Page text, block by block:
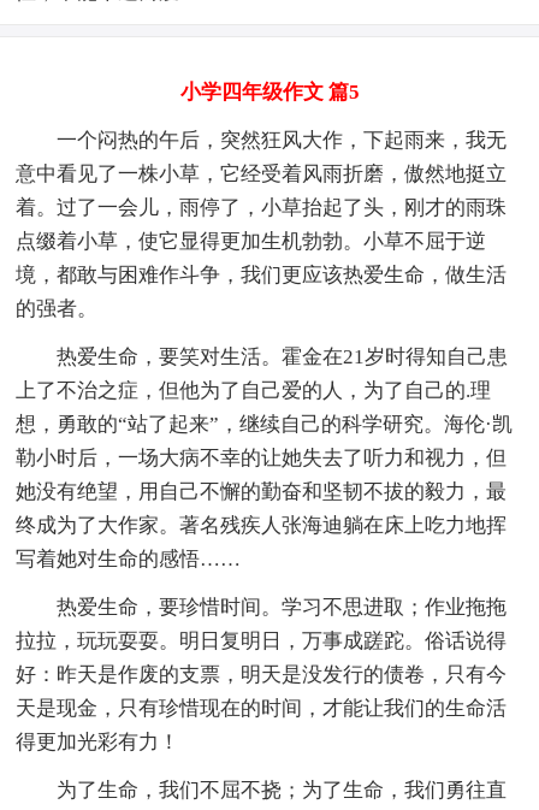
小学四年级作文 篇5
一个闷热的午后，突然狂风大作，下起雨来，我无
意中看见了一株小草，它经受着风雨折磨，傲然地挺立
着。过了一会儿，雨停了，小草抬起了头，刚才的雨珠
点缀着小草，使它显得更加生机勃勃。小草不屈于逆
境，都敢与困难作斗争，我们更应该热爱生命，做生活
的强者。
热爱生命，要笑对生活。霍金在21岁时得知自己患
上了不治之症，但他为了自己爱的人，为了自己的.理
想，勇敢的“站了起来”，继续自己的科学研究。海伦·凯
勒小时后，一场大病不幸的让她失去了听力和视力，但
她没有绝望，用自己不懈的勤奋和坚韧不拔的毅力，最
终成为了大作家。著名残疾人张海迪躺在床上吃力地挥
写着她对生命的感悟……
热爱生命，要珍惜时间。学习不思进取；作业拖拖
拉拉，玩玩耍耍。明日复明日，万事成蹉跎。俗话说得
好：昨天是作废的支票，明天是没发行的债卷，只有今
天是现金，只有珍惜现在的时间，才能让我们的生命活
得更加光彩有力！
为了生命，我们不屈不挠；为了生命，我们勇往直